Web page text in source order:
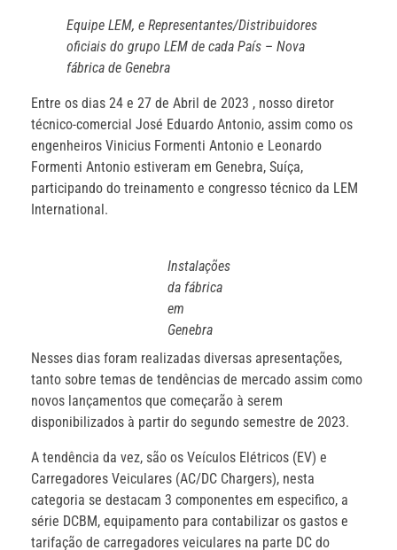
Equipe LEM, e Representantes/Distribuidores
oficiais do grupo LEM de cada País – Nova
fábrica de Genebra
Entre os dias 24 e 27 de Abril de 2023 , nosso diretor
técnico-comercial José Eduardo Antonio, assim como os
engenheiros Vinicius Formenti Antonio e Leonardo
Formenti Antonio estiveram em Genebra, Suíça,
participando do treinamento e congresso técnico da LEM
International.
Instalações
da fábrica
em
Genebra
Nesses dias foram realizadas diversas apresentações,
tanto sobre temas de tendências de mercado assim como
novos lançamentos que começarão à serem
disponibilizados à partir do segundo semestre de 2023.
A tendência da vez, são os Veículos Elétricos (EV) e
Carregadores Veiculares (AC/DC Chargers), nesta
categoria se destacam 3 componentes em especifico, a
série DCBM, equipamento para contabilizar os gastos e
tarifação de carregadores veiculares na parte DC do